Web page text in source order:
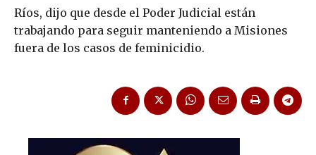
Ríos, dijo que desde el Poder Judicial están
trabajando para seguir manteniendo a Misiones
fuera de los casos de feminicidio.